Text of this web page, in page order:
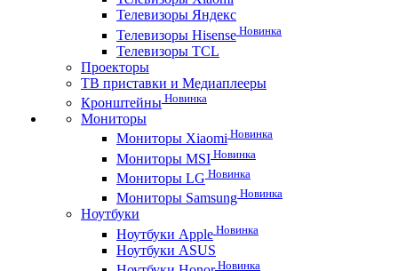
Телевизоры Яндекс
Телевизоры Hisense Новинка
Телевизоры TCL
Проекторы
ТВ приставки и Медиаплееры
Кронштейны Новинка
Мониторы
Мониторы Xiaomi Новинка
Мониторы MSI Новинка
Мониторы LG Новинка
Мониторы Samsung Новинка
Ноутбуки
Ноутбуки Apple Новинка
Ноутбуки ASUS
Новинка